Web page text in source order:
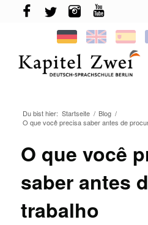
Melde Dich an
TELC & TestDaF
Leben in Berlin
Deine Sprachschule
Du bist hier: Startseite / Blog /
O que você precisa saber antes de
O que você
saber antes
trabalho